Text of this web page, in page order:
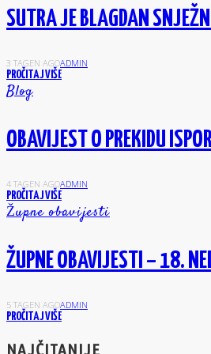
SUTRA JE BLAGDAN
3 TAGEN AGOADMIN
PROČITAJ VIŠE
Blog
OBAVIJEST O PREKIDU
4 TAGEN AGOADMIN
PROČITAJ VIŠE
Župne obavijesti
ŽUPNE OBAVIJESTI – 18.
5 TAGEN AGOADMIN
PROČITAJ VIŠE
NAJČITANIJE